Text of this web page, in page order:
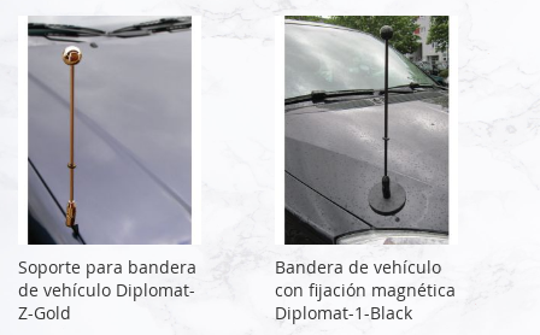
Soporte para bandera
de vehículo Diplomat-
Z-Gold
Bandera de vehículo
con fijación magnética
Diplomat-1-Black